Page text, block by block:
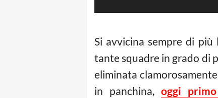
Si avvicina sempre di più
tante squadre in grado di
eliminata
in panchina,oggi